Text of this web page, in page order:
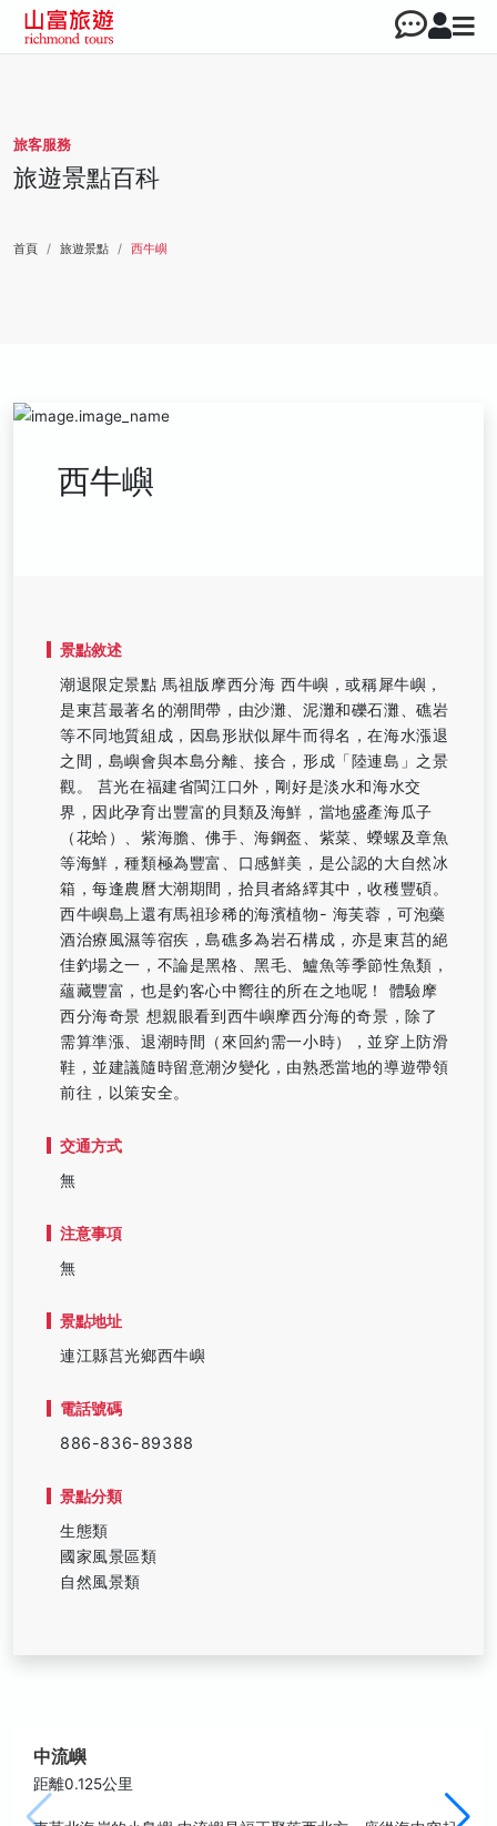
旅客服務
旅遊景點百科
首頁 旅遊景點 西牛嶼
西牛嶼
景點敘述
潮退限定景點 馬祖版摩西分海 西牛嶼，或稱犀牛嶼，
是東莒最著名的潮間帶，由沙灘、泥灘和礫石灘、礁岩
等不同地質組成，因島形狀似犀牛而得名，在海水漲退
之間，島嶼會與本島分離、接合，形成「陸連島」之景
觀。 莒光在福建省閩江口外，剛好是淡水和海水交
界，因此孕育出豐富的貝類及海鮮，當地盛產海瓜子
（花蛤）、紫海膽、佛手、海鋼盔、紫菜、蠑螺及章魚
等海鮮，種類極為豐富、口感鮮美，是公認的大自然冰
箱，每逢農曆大潮期間，拾貝者絡繹其中，收穫豐碩。
西牛嶼島上還有馬祖珍稀的海濱植物- 海芙蓉，可泡藥
酒治療風濕等宿疾，島礁多為岩石構成，亦是東莒的絕
佳釣場之一，不論是黑格、黑毛、鱸魚等季節性魚類，
蘊藏豐富，也是釣客心中嚮往的所在之地呢！ 體驗摩
西分海奇景 想親眼看到西牛嶼摩西分海的奇景，除了
需算準漲、退潮時間（來回約需一小時），並穿上防滑
鞋，並建議隨時留意潮汐變化，由熟悉當地的導遊帶領
前往，以策安全。
交通方式
無
注意事項
無
景點地址
連江縣莒光鄉西牛嶼
電話號碼
886-836-89388
景點分類
生態類
國家風景區類
自然風景類
中流嶼
距離0.125公里